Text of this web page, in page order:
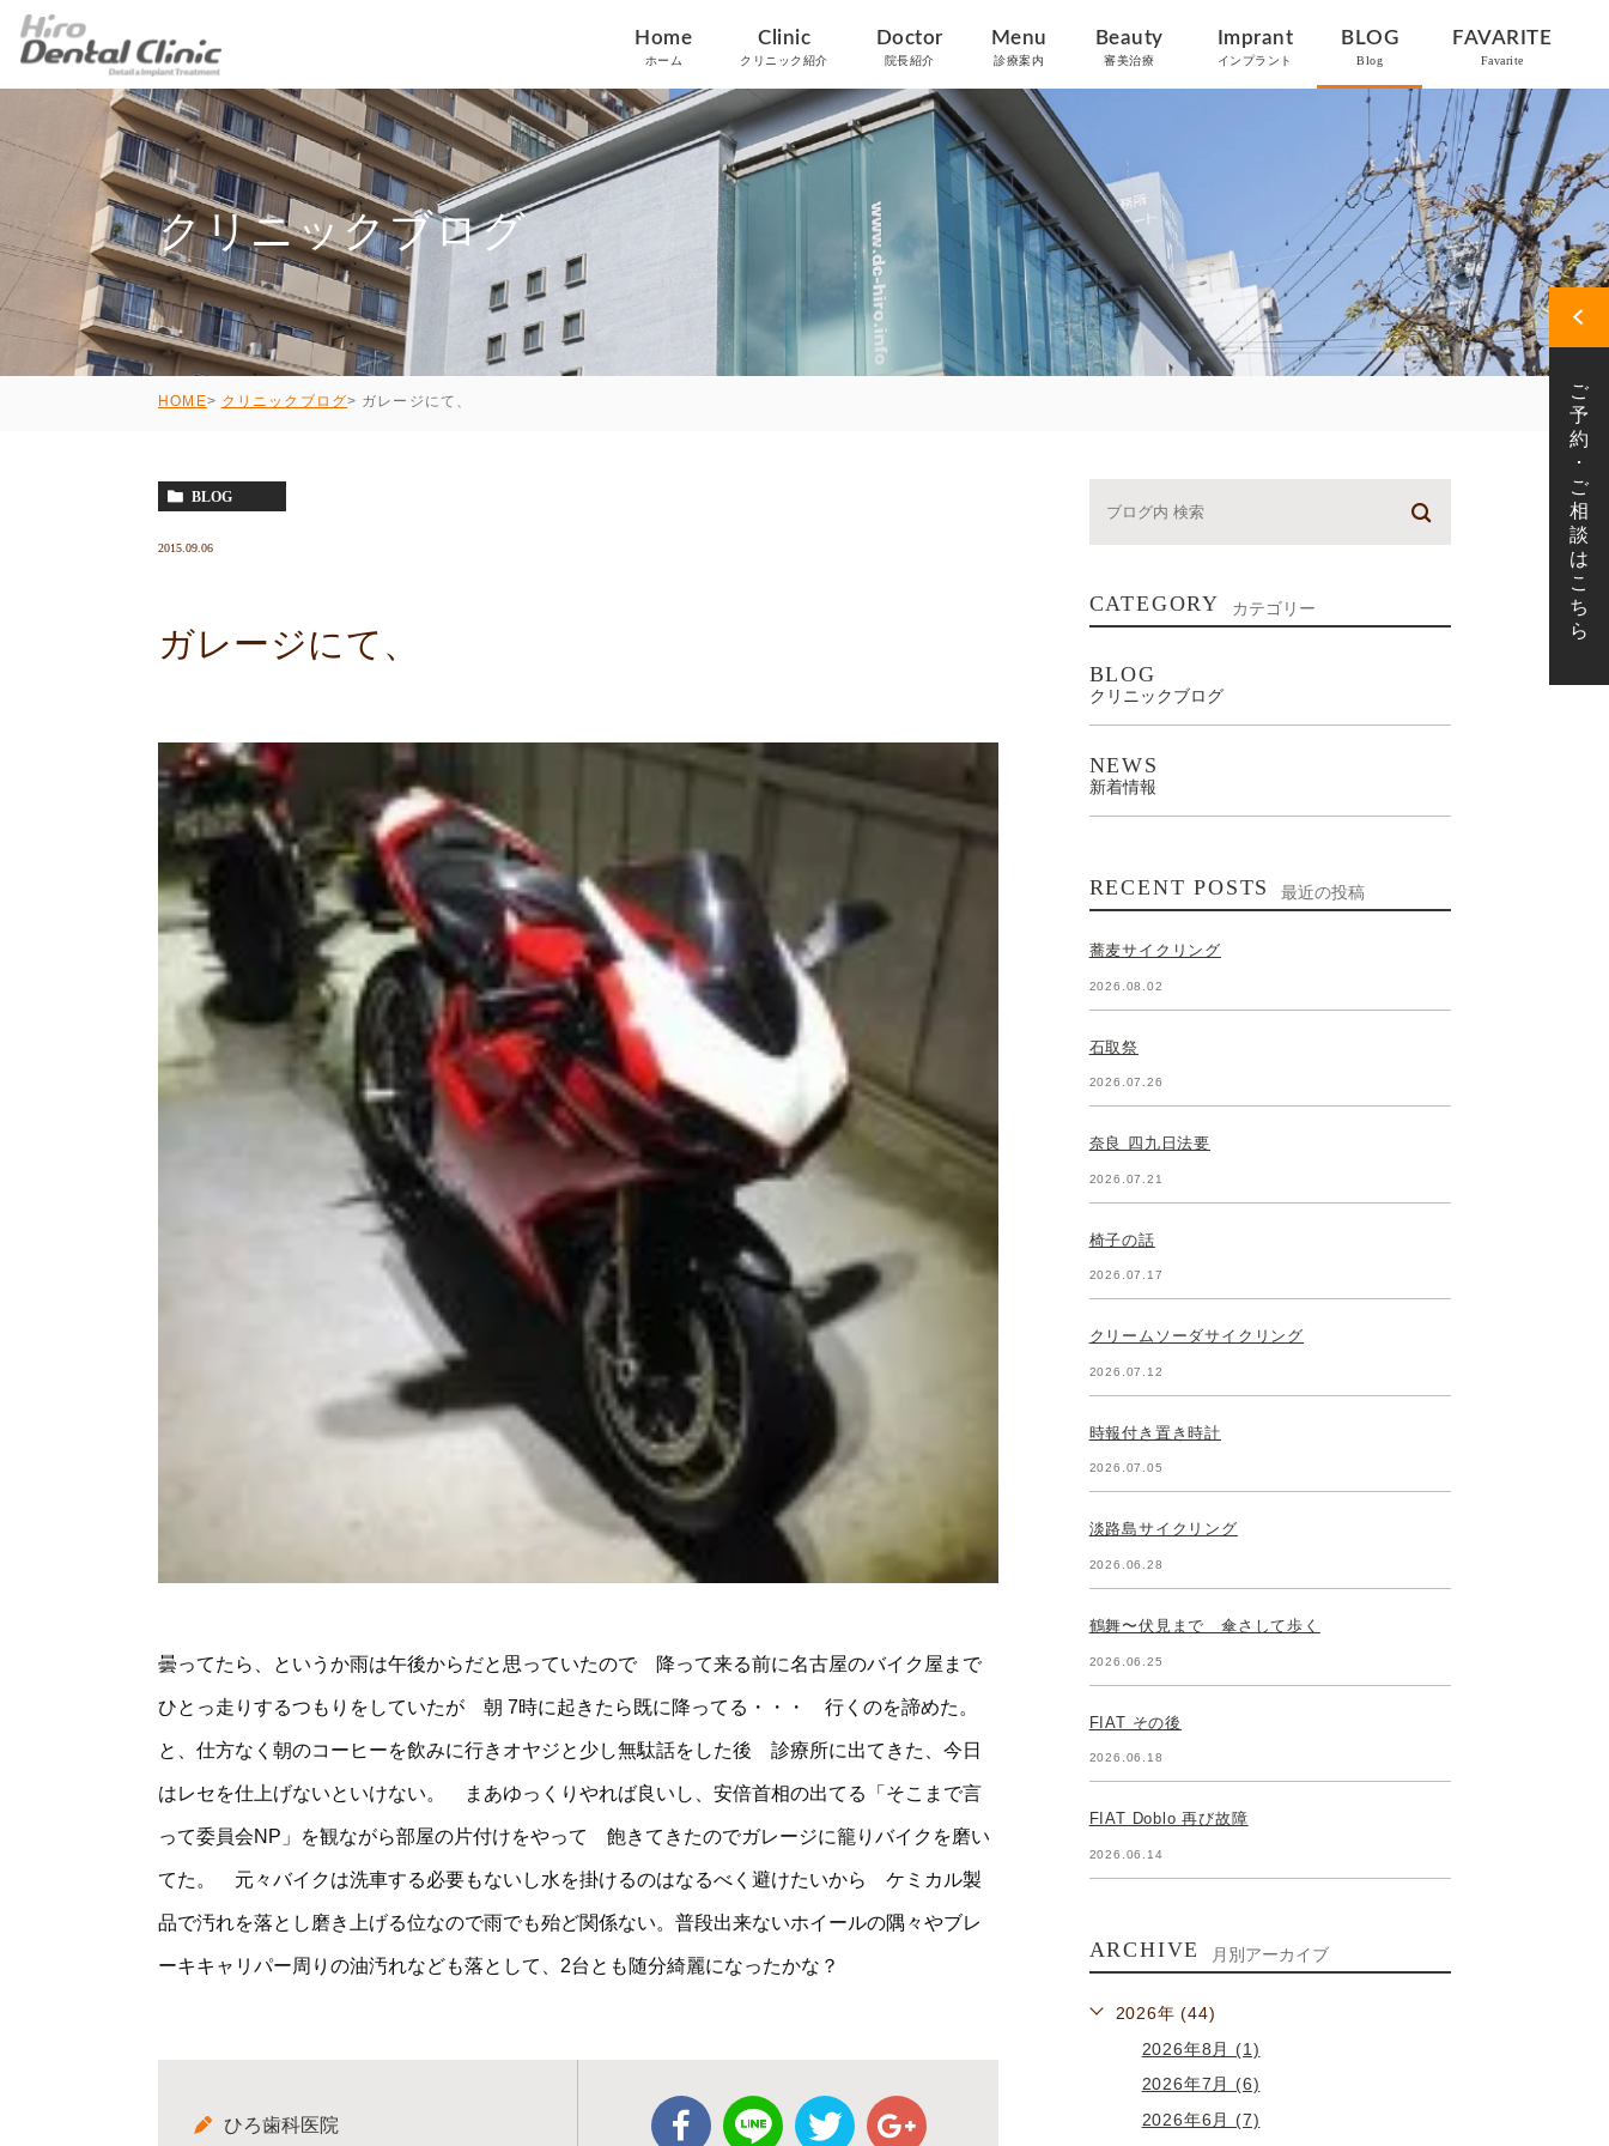
Home
ホーム
Clinic
クリニック紹介
Doctor
院長紹介
Menu
診療案内
Beauty
審美治療
Imprant
インプラント
BLOG
Blog
FAVARITE
Favarite
クリニックブログ
HOME クリニックブログ ガレージにて、
BLOG
2015.09.06
ガレージにて、
曇ってたら、というか雨は午後からだと思っていたので 降って来る前に名古屋のバイク屋まで
ひとっ走りするつもりをしていたが 朝 7時に起きたら既に降ってる・・・ 行くのを諦めた。
と、仕方なく朝のコーヒーを飲みに行きオヤジと少し無駄話をした後 診療所に出てきた、今日
はレセを仕上げないといけない。 まあゆっくりやれば良いし、安倍首相の出てる「そこまで言
って委員会NP」を観ながら部屋の片付けをやって 飽きてきたのでガレージに籠りバイクを磨い
てた。 元々バイクは洗車する必要もないし水を掛けるのはなるべく避けたいから ケミカル製
品で汚れを落とし磨き上げる位なので雨でも殆ど関係ない。普段出来ないホイールの隅々やブレ
ーキキャリパー周りの油汚れなども落として、2台とも随分綺麗になったかな？
ひろ歯科医院
CATEGORY カテゴリー
BLOG
クリニックブログ
NEWS
新着情報
RECENT POSTS 最近の投稿
蕎麦サイクリング
2026.08.02
石取祭
2026.07.26
奈良 四九日法要
2026.07.21
椅子の話
2026.07.17
クリームソーダサイクリング
2026.07.12
時報付き置き時計
2026.07.05
淡路島サイクリング
2026.06.28
鶴舞〜伏見まで 傘さして歩く
2026.06.25
FIAT その後
2026.06.18
FIAT Doblo 再び故障
2026.06.14
ARCHIVE 月別アーカイブ
2026年 (44)
2026年8月 (1)
2026年7月 (6)
2026年6月 (7)